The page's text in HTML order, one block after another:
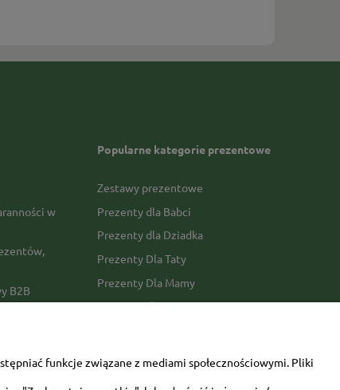
w
B2B
Popularne kategorie prezentowe
Zestawy prezentowe
Prezenty dla Babci
Prezenty dla Dziadka
Prezenty Dla Taty
Prezenty Dla Mamy
Prezenty dla Faceta
funkcje związane z mediami społecznościowymi. Pliki